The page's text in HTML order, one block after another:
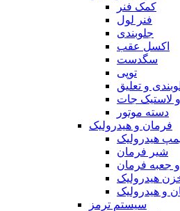
کمک فنر
فنر لول
جلوبندی
اکسل عقب
سگدست
توپی
و تعلیق
لاستیک جات
دسته موتور
فرمان و هیدرولیک
هیدرولیک
شیر فرمان
جعبه فرمان
هیدرولیک
و هیدرولیک
سیستم ترمز